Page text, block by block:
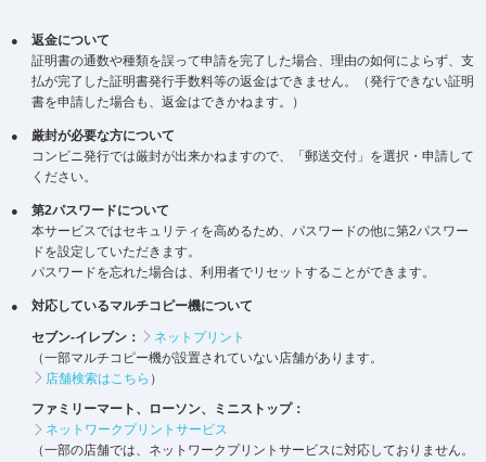
返金について
証明書の通数や種類を誤って申請を完了した場合、理由の如何によらず、支
払が完了した証明書発行手数料等の返金はできません。（発行できない証明
書を申請した場合も、返金はできかねます。）
厳封が必要な方について
コンビニ発行では厳封が出来かねますので、「郵送交付」を選択・申請して
ください。
第2パスワードについて
本サービスではセキュリティを高めるため、パスワードの他に第2パスワー
ドを設定していただきます。
パスワードを忘れた場合は、利用者でリセットすることができます。
対応しているマルチコピー機について
セブン-イレブン：
ネットプリント
（一部マルチコピー機が設置されていない店舗があります。
店舗検索はこちら ）
ファミリーマート、ローソン、ミニストップ：
ネットワークプリントサービス
（一部の店舗では、ネットワークプリントサービスに対応しておりません。